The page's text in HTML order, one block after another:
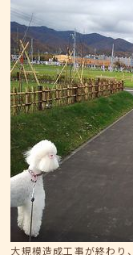
大規模造成工事が終わり